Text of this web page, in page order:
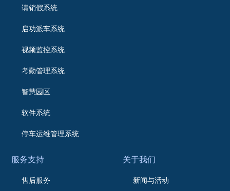
请销假系统
启功派车系统
视频监控系统
考勤管理系统
智慧园区
软件系统
停车运维管理系统
服务支持
售后服务
关于我们
新闻与活动